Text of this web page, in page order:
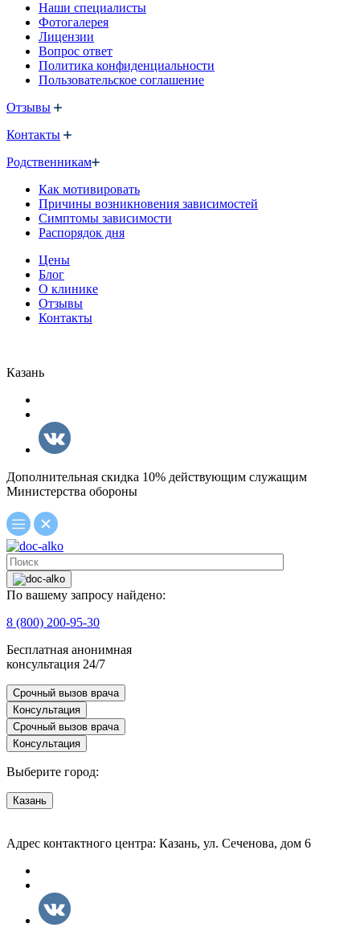
Наши специалисты
Фотогалерея
Лицензии
Вопрос ответ
Политика конфиденциальности
Пользовательское соглашение
Отзывы
Контакты
Родственникам
Как мотивировать
Причины возникновения зависимостей
Симптомы зависимости
Распорядок дня
Цены
Блог
О клинике
Отзывы
Контакты
Казань
Дополнительная скидка 10% действующим служащим
Министерства обороны
По вашему запросу найдено:
8 (800) 200-95-30
Бесплатная анонимная
консультация 24/7
Срочный вызов врача
Консультация
Срочный вызов врача
Консультация
Выберите город:
Казань
Адрес контактного центра: Казань, ул. Сеченова, дом 6